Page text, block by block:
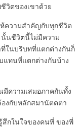
วิตของเขาด้วย
ความสำคัญกับทุกชีวิต
นั้นชีวิตนี้ไม่มีความ
ในบริบทที่แตกต่างกันก็
แทนที่แตกต่างกันบ้าง
ความเสมอภาคกันทั้ง
งกับหลักสมานัตตตา
กในใจของคนที่ ของพี่